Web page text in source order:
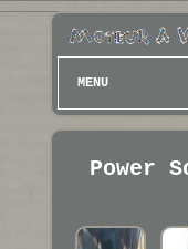
MENU
Power